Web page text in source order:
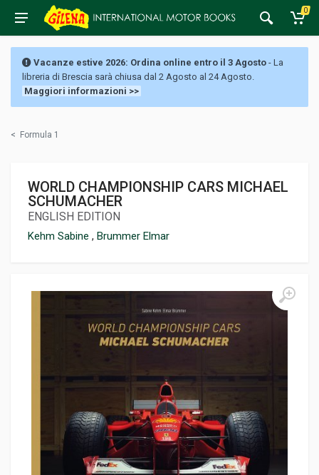
0
Vacanze estive 2026: Ordina online entro il 3 Agosto - La
libreria di Brescia sarà chiusa dal 2 Agosto al 24 Agosto.
Maggiori informazioni >>
< Formula 1
WORLD CHAMPIONSHIP CARS MICHAEL
SCHUMACHER
ENGLISH EDITION
Kehm Sabine , Brummer Elmar